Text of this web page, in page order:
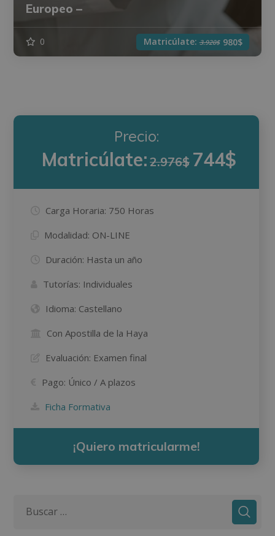
Europeo –
0 Matricúlate:3.920$ 980$
Precio:
Matricúlate:2.976$ 744$
Carga Horaria: 750 Horas
Modalidad: ON-LINE
Duración: Hasta un año
Tutorías: Individuales
Idioma: Castellano
Con Apostilla de la Haya
Evaluación: Examen final
Pago: Único / A plazos
Ficha Formativa
¡Quiero matricularme!